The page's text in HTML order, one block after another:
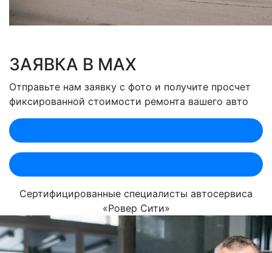
ЗАЯВКА В MAX
Отправьте нам заявку с фото и получите просчет
фиксированной стоимости ремонта вашего авто
Сертифицированные специалисты автосервиса
«Ровер Сити»